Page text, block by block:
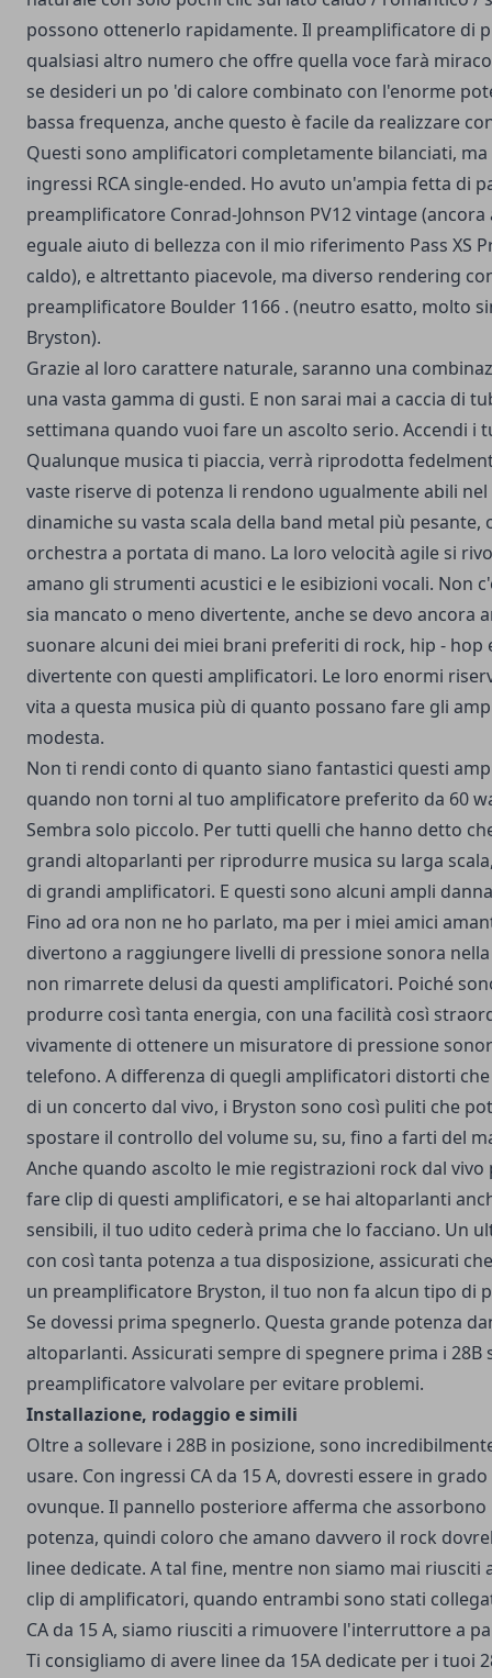
possono ottenerlo rapidamente. Il preamplificatore di
qualsiasi altro numero che offre quella voce farà
se desideri un po 'di calore combinato con l'enorme
bassa frequenza, anche questo è facile da realizzare
Questi sono amplificatori completamente bilanciati,
ingressi RCA single-ended. Ho avuto un'ampia fetta di
preamplificatore Conrad-Johnson PV12 vintage
eguale aiuto di bellezza con il mio riferimento Pass XS
caldo), e altrettanto piacevole, ma diverso rendering
preamplificatore Boulder 1166 . (neutro esatto, molto
Bryston).
Grazie al loro carattere naturale, saranno una
una vasta gamma di gusti. E non sarai mai a caccia di
settimana quando vuoi fare un ascolto serio. Accendi i
Qualunque musica ti piaccia, verrà riprodotta
vaste riserve di potenza li rendono ugualmente abili
dinamiche su vasta scala della band metal più pesante,
orchestra a portata di mano. La loro velocità agile si
amano gli strumenti acustici e le esibizioni vocali. Non
sia mancato o meno divertente, anche se devo ancora
suonare alcuni dei miei brani preferiti di rock, hip - hop
divertente con questi amplificatori. Le loro enormi
vita a questa musica più di quanto possano fare gli
modesta.
Non ti rendi conto di quanto siano fantastici questi
quando non torni al tuo amplificatore preferito da 60
Sembra solo piccolo. Per tutti quelli che hanno detto
grandi altoparlanti per riprodurre musica su larga
di grandi amplificatori. E questi sono alcuni ampli
Fino ad ora non ne ho parlato, ma per i miei amici
divertono a raggiungere livelli di pressione sonora
non rimarrete delusi da questi amplificatori. Poiché
produrre così tanta energia, con una facilità così
vivamente di ottenere un misuratore di pressione
telefono. A differenza di quegli amplificatori distorti
di un concerto dal vivo, i Bryston sono così puliti che
spostare il controllo del volume su, su, fino a farti del
Anche quando ascolto le mie registrazioni rock dal
fare clip di questi amplificatori, e se hai altoparlanti
sensibili, il tuo udito cederà prima che lo facciano. Un
con così tanta potenza a tua disposizione, assicurati
un preamplificatore Bryston, il tuo non fa alcun tipo di
Se dovessi prima spegnerlo. Questa grande potenza
altoparlanti. Assicurati sempre di spegnere prima i 28B
preamplificatore valvolare per evitare problemi.
Installazione, rodaggio e simili
Oltre a sollevare i 28B in posizione, sono
usare. Con ingressi CA da 15 A, dovresti essere in
ovunque. Il pannello posteriore afferma che assorbono
potenza, quindi coloro che amano davvero il rock
linee dedicate. A tal fine, mentre non siamo mai riusciti
clip di amplificatori, quando entrambi sono stati
CA da 15 A, siamo riusciti a rimuovere l'interruttore a
Ti consigliamo di avere linee da 15A dedicate per i tuoi